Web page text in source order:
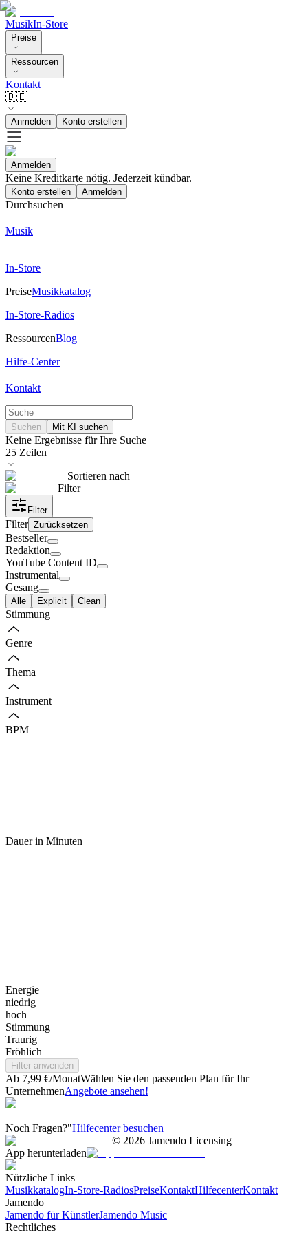
MusikIn-Store
Preise
Ressourcen
Kontakt
🇩🇪
Anmelden Konto erstellen
Anmelden
Keine Kreditkarte nötig. Jederzeit kündbar.
Konto erstellen Anmelden
Durchsuchen
Musik
In-Store
PreiseMusikkatalog
In-Store-Radios
RessourcenBlog
Hilfe-Center
Kontakt
Suchen Mit KI suchen
Keine Ergebnisse für Ihre Suche
25 Zeilen
Sortieren nach
Filter
Filter
Filter Zurücksetzen
Bestseller
Redaktion
YouTube Content ID
Instrumental
Gesang
Alle Explicit Clean
Stimmung
Genre
Thema
Instrument
BPM
Dauer in Minuten
Energie
niedrig
hoch
Stimmung
Traurig
Fröhlich
Filter anwenden
Ab 7,99 €/MonatWählen Sie den passenden Plan für Ihr
UnternehmenAngebote ansehen!
Noch Fragen?"Hilfecenter besuchen
© 2026 Jamendo Licensing
App herunterladen
Nützliche Links
MusikkatalogIn-Store-RadiosPreiseKontaktHilfecenterKontakt
Jamendo
Jamendo für KünstlerJamendo Music
Rechtliches